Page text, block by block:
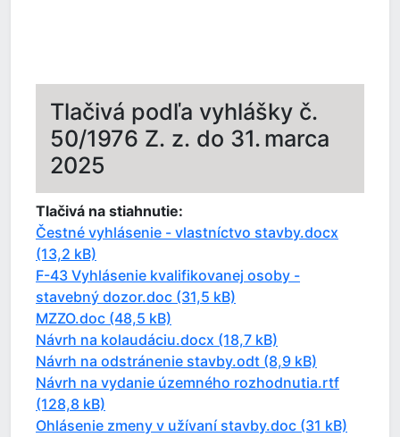
Tlačivá podľa vyhlášky č.
50/1976 Z. z. do 31. marca
2025
Tlačivá na stiahnutie:
Čestné vyhlásenie - vlastníctvo stavby.docx
(13,2 kB)
F-43 Vyhlásenie kvalifikovanej osoby -
stavebný dozor.doc (31,5 kB)
MZZO.doc (48,5 kB)
Návrh na kolaudáciu.docx (18,7 kB)
Návrh na odstránenie stavby.odt (8,9 kB)
Návrh na vydanie územného rozhodnutia.rtf
(128,8 kB)
Ohlásenie zmeny v užívaní stavby.doc (31 kB)